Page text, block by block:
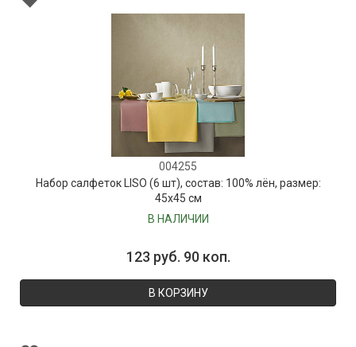
004255
Набор салфеток LISO (6 шт), состав: 100% лён, размер:
45х45 см
В НАЛИЧИИ
123 руб. 90 коп.
В КОРЗИНУ